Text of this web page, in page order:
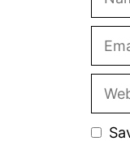
Email